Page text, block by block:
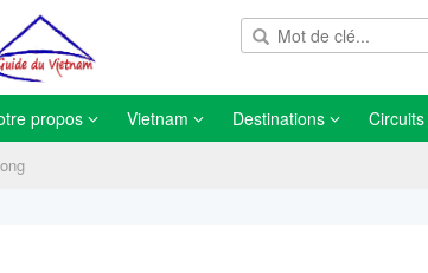
propos Vietnam Destinations Circuits